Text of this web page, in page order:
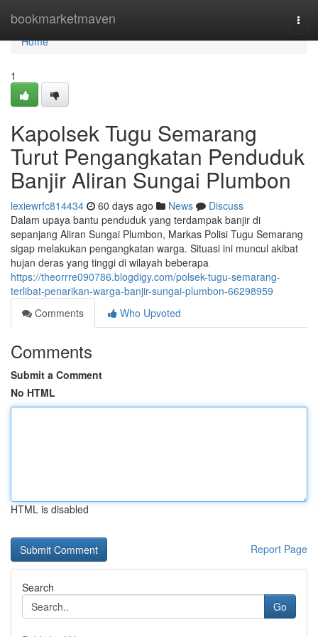
bookmarketmaven
Home
Home
1
Kapolsek Tugu Semarang
Turut Pengangkatan Penduduk
Banjir Aliran Sungai Plumbon
lexiewrfc814434 60 days ago News
Discuss
Dalam upaya bantu penduduk yang terdampak banjir di
sepanjang Aliran Sungai Plumbon, Markas Polisi Tugu Semarang
sigap melakukan pengangkatan warga. Situasi ini muncul akibat
hujan deras yang tinggi di wilayah beberapa
https://theorrre090786.blogdigy.com/polsek-tugu-semarang-
terlibat-penarikan-warga-banjir-sungai-plumbon-66298959
Comments
Who Upvoted
Comments
Submit a Comment
No HTML
HTML is disabled
Report Page
Search
Go